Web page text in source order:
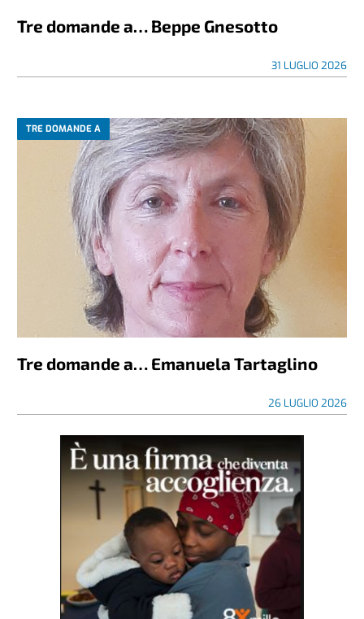
Tre domande a… Beppe Gnesotto
31 LUGLIO 2026
TRE DOMANDE A
Tre domande a… Emanuela Tartaglino
26 LUGLIO 2026